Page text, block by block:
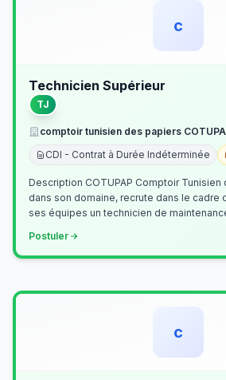
c
Technicien Supérieur
TJ
comptoir tunisien des papiers
CDI - Contrat à Durée Indéterminée
Description COTUPAP Comptoir
dans son domaine, recrute dans le cadre
ses équipes un technicien de maintenance. Profil : -
Postuler
c